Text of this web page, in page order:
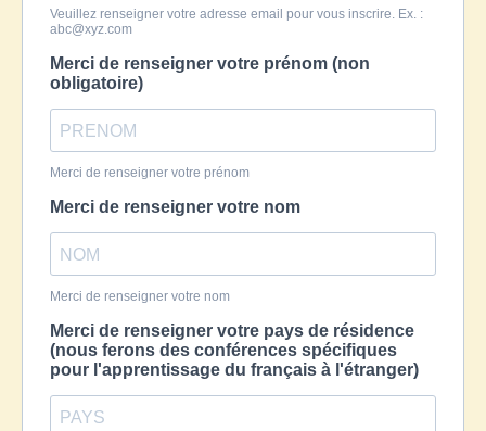
Veuillez renseigner votre adresse email pour vous inscrire. Ex. :
abc@xyz.com
Merci de renseigner votre prénom (non
obligatoire)
Merci de renseigner votre prénom
Merci de renseigner votre nom
Merci de renseigner votre nom
Merci de renseigner votre pays de résidence
(nous ferons des conférences spécifiques
pour l'apprentissage du français à l'étranger)